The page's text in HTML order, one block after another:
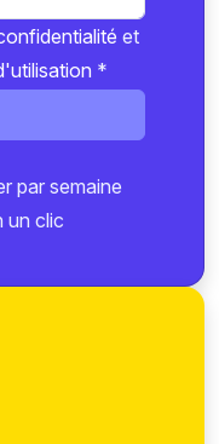
et
*
par semaine
un clic